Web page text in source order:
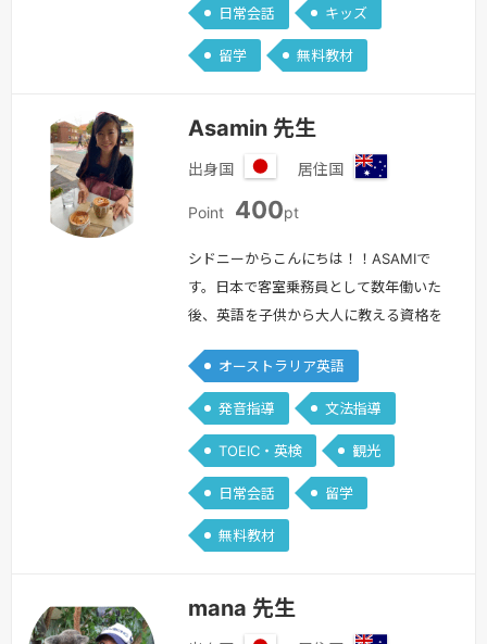
解しています。レッスンを通じて、皆さ
んと…続きを見る »
日常会話 キッズ
留学 無料教材
Asamin 先生
出身国
本
居住国
ト
ラ
リ
Point 400pt
シドニーからこんにちは！！ASAMIで
す。日本で客室乗務員として数年働いた
後、英語を子供から大人に教える資格を
た。当初は一年で日本に帰る予定でした
が、オーストラリアをとても気に入り住
み続け６年が経とうとしております。今
はシドニーでツアーガイドをしてま
す！！英語指導経験ですが、日本で
AEONの非常勤英会話講師として大人英
会話（入門・初級・中級）、ビジネス英
オーストラリア英語
発音指導 文法指導
TOEIC・英検 観光
日常会話 留学
無料教材
mana 先生